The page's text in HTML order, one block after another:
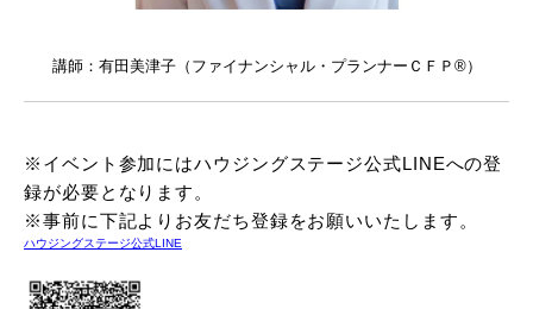
講師：有田美津子（ファイナンシャル・プランナーＣＦＰ®）
※イベント参加にはハウジングステージ公式LINEへの登
録が必要となります。
※事前に下記よりお友だち登録をお願いいたします。
ハウジングステージ公式LINE